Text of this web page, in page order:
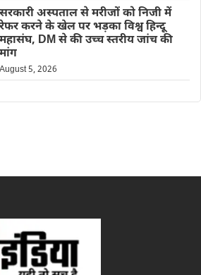
सरकारी अस्पताल से मरीजों को निजी में
रेफर करने के खेल पर भड़का विश्व हिन्दू
महासंघ, DM से की उच्च स्तरीय जांच की
मांग
August 5, 2026